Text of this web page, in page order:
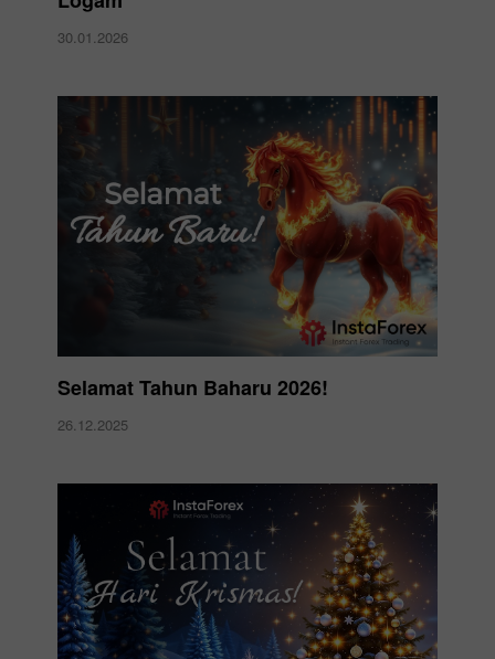
30.01.2026
Selamat Tahun Baharu 2026!
26.12.2025